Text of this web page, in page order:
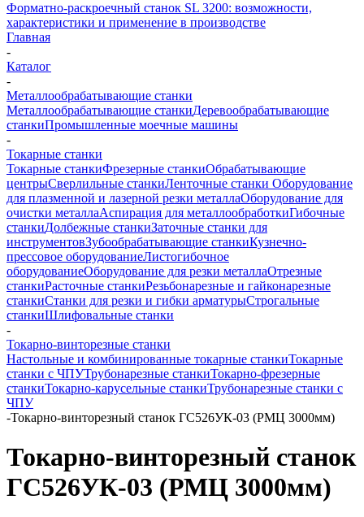
Форматно-раскроечный станок SL 3200: возможности,
характеристики и применение в производстве
Главная
-
Каталог
-
Металлообрабатывающие станки
Металлообрабатывающие станкиДеревообрабатывающие
станкиПромышленные моечные машины
-
Токарные станки
Токарные станкиФрезерные станкиОбрабатывающие
центрыСверлильные станкиЛенточные станки Оборудование
для плазменной и лазерной резки металлаОборудование для
очистки металлаАспирация для металлообработкиГибочные
станкиДолбежные станкиЗаточные станки для
инструментовЗубообрабатывающие станкиКузнечно-
прессовое оборудованиеЛистогибочное
оборудованиеОборудование для резки металлаОтрезные
станкиРасточные станкиРезьбонарезные и гайконарезные
станкиСтанки для резки и гибки арматурыСтрогальные
станкиШлифовальные станки
-
Токарно-винторезные станки
Настольные и комбинированные токарные станкиТокарные
станки с ЧПУТрубонарезные станкиТокарно-фрезерные
станкиТокарно-карусельные станкиТрубонарезные станки с
ЧПУ
-Токарно-винторезный станок ГС526УК-03 (РМЦ 3000мм)
Токарно-винторезный станок
ГС526УК-03 (РМЦ 3000мм)